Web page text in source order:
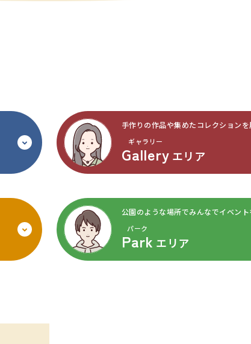
手作りの作品や集めたコレクションを
Gallery
ギャラリー
エリア
公園のような場所でみんなでイベント
Park
パーク
エリア